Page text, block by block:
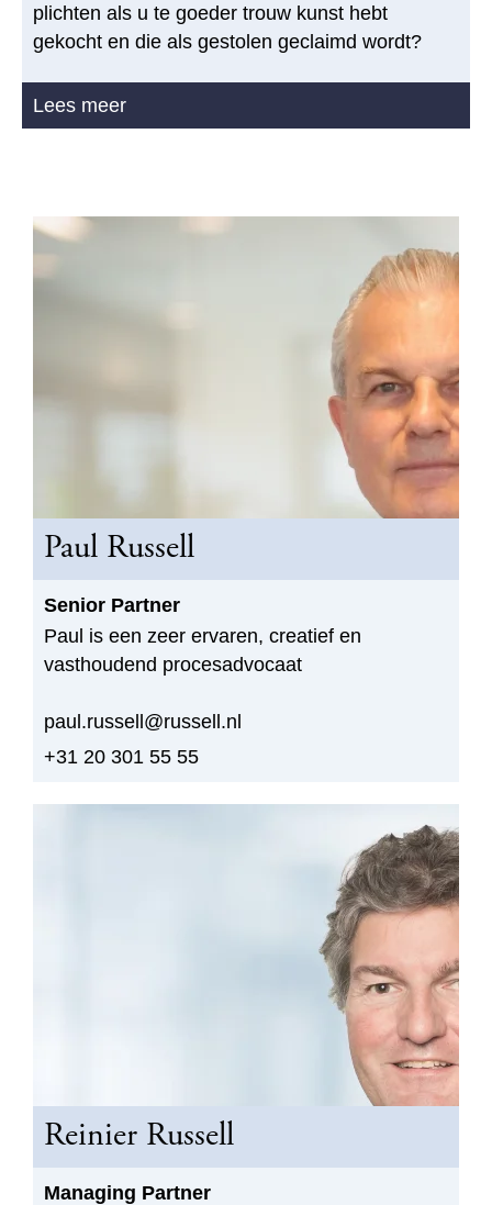
Paul Russell
Senior Partner
Paul is een zeer ervaren, creatief en
vasthoudend procesadvocaat
paul.russell@russell.nl
+31 20 301 55 55
Reinier Russell
Managing Partner
plichten als u te goeder trouw kunst hebt
gekocht en die als gestolen geclaimd wordt?
Lees meer